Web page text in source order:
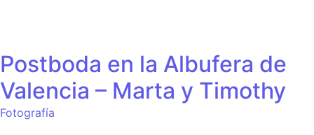
Postboda en la Albufera de
Valencia – Marta y Timothy
Fotografía